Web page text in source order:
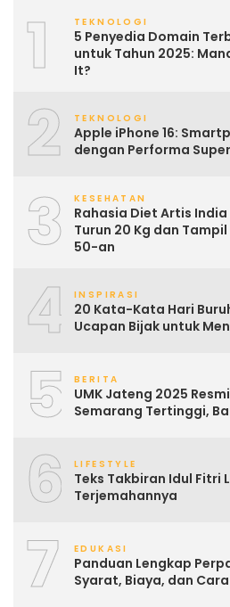
1 TEKNOLOGI
5 Penyedia Domain
untuk Tahun 2025:
It?
2 TEKNOLOGI
Apple iPhone 16:
dengan Performa
3 KESEHATAN
Rahasia Diet Artis
Turun 20 Kg dan
50-an
4 INSPIRASI
20 Kata-Kata Hari
Ucapan Bijak untuk
5 BERITA
UMK Jateng 2025
Semarang Tertinggi,
6 LIFESTYLE
Teks Takbiran Idul Fitri
Terjemahannya
7 EDUKASI
Panduan Lengkap
Syarat, Biaya, dan